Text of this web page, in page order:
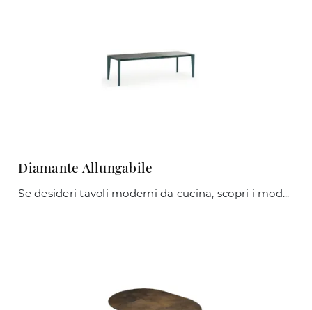
Diamante Allungabile
Se desideri tavoli moderni da cucina, scopri i modelli allungabili di Midj: clicca e scopri il modello Diamante Allungabile in ceramica.